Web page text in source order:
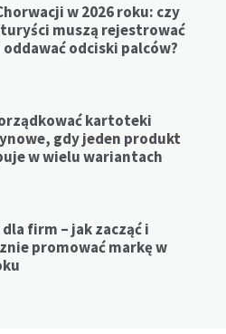
w 2026 roku: czy
muszą rejestrować
odciski palców?
kartoteki
gdy jeden produkt
w wielu wariantach
firm – jak zacząć i
promować markę w